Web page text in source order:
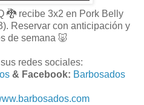
🐉 recibe 3x2 en Pork Belly
Reservar con anticipación y
de semana 🐷
redes sociales:
& Facebook: Barbosados
barbosados.com